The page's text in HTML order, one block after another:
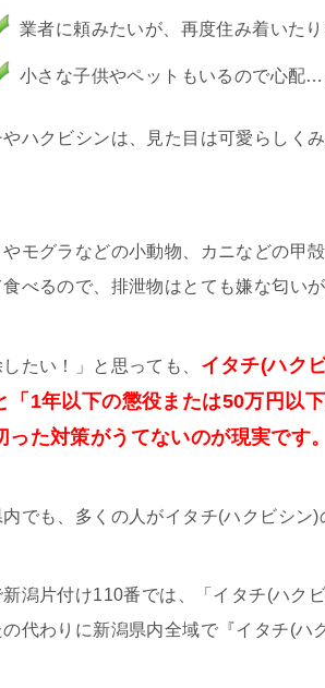
業者に頼みたいが、再度住み着いた
小さな子供やペットもいるので心配
やハクビシンは、見た目は可愛らしく
やモグラなどの小動物、カニなどの甲
食べるので、排泄物はとても嫌な匂いが
したい！」と思っても、 イタチ(ハク
「1年以下の懲役または50万円以
った対策がうてないのが現実です。
でも、多くの人がイタチ(ハクビシン)
新潟片付け110番では、「イタチ(ハク
代わりに新潟県内全域で『イタチ(ハ